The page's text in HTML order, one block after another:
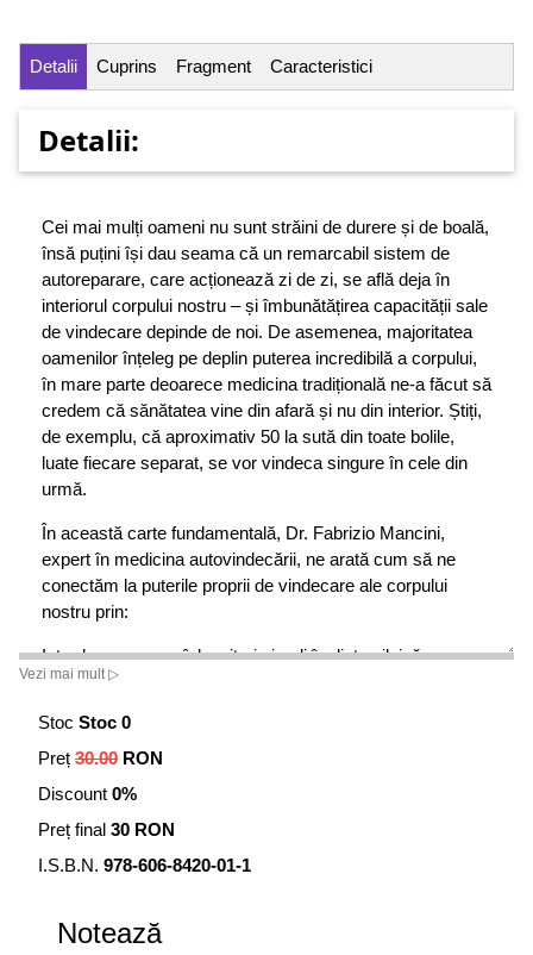
Detalii Cuprins Fragment Caracteristici
Detalii:
Cei mai mulți oameni nu sunt străini de durere și de boală,
însă puțini își dau seama că un remarcabil sistem de
autoreparare, care acționează zi de zi, se află deja în
interiorul corpului nostru – și îmbunătățirea capacității sale
de vindecare depinde de noi. De asemenea, majoritatea
oamenilor înțeleg pe deplin puterea incredibilă a corpului,
în mare parte deoarece medicina tradițională ne-a făcut să
credem că sănătatea vine din afară și nu din interior. Știți,
de exemplu, că aproximativ 50 la sută din toate bolile,
luate fiecare separat, se vor vindeca singure în cele din
urmă.
În această carte fundamentală, Dr. Fabrizio Mancini,
expert în medicina autovindecării, ne arată cum să ne
conectăm la puterile proprii de vindecare ale corpului
nostru prin:
Introducerea unor înlocuitori simpli în dieta zilnică –
alimente numite „întăritoare″ – care pot să stimuleze
suplimente alimentare, care pot întări capacitățile de
autovindecare a corpului nostru Noi perspective privind
felul în care activitatea fizică ne inundă corpul cu
farmaceutice, non-invazive, care ne pot readuce la starea
de sănătate Puterea minții și a spiritului de a vindeca
Un program de 21 de zile pentru a vă deschide puterile de
Vezi mai mult ▷
Stoc Stoc 0
Preț 30.00 RON
Discount 0%
Preț final 30 RON
I.S.B.N. 978-606-8420-01-1
Notează